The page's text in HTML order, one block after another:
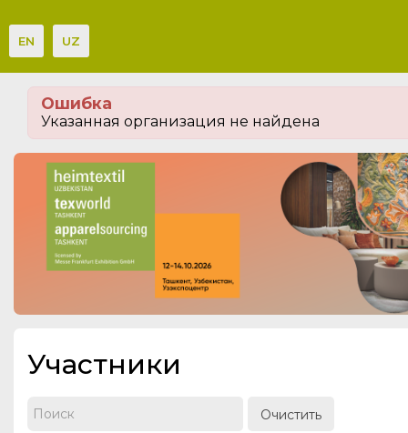
EN UZ
Ошибка
Указанная организация не найдена
Участники
Очистить
Организации
О сервисе
Посетителям
Организациям
Организаторам